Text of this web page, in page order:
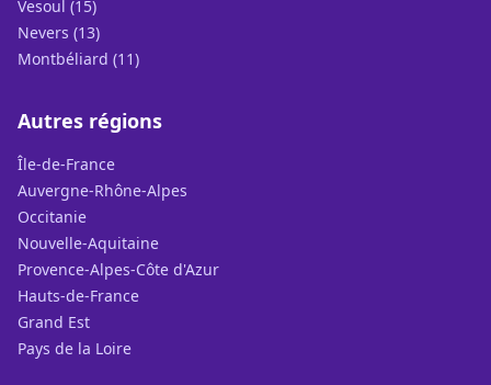
Vesoul (15)
Nevers (13)
Montbéliard (11)
Autres régions
Île-de-France
Auvergne-Rhône-Alpes
Occitanie
Nouvelle-Aquitaine
Provence-Alpes-Côte d'Azur
Hauts-de-France
Grand Est
Pays de la Loire